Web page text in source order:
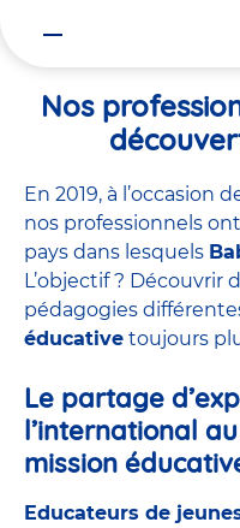
Nos
En 2019, à l’occasion
nos professionnels
pays dans lesquels
L’objectif ? Découvrir
pédagogies
éducative toujours
Le partage
l’international
mission
Educateurs de